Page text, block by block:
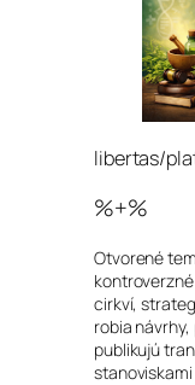
libertas/
%+%
Otvorené
cirkví,
robia
publikujú